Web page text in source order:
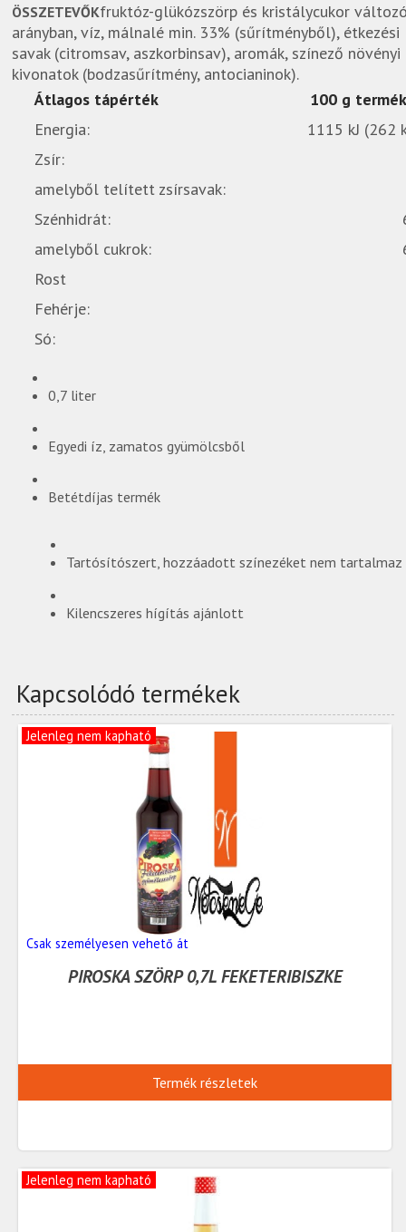
ÖSSZETEVŐKfruktóz-glükózszörp és kristálycukor
arányban, víz, málnalé min. 33% (sűrítményből), étkezési
savak (citromsav, aszkorbinsav), aromák, színező növényi
kivonatok (bodzasűrítmény, antocianinok).
Átlagos tápérték
100 g
Energia:
1115 kJ (262
Zsír:
amelyből telített zsírsavak:
Szénhidrát:
amelyből cukrok:
Rost
Fehérje:
Só:
0,7 liter
Egyedi íz, zamatos gyümölcsből
Betétdíjas termék
Tartósítószert, hozzáadott színezéket nem tartalmaz
Kilencszeres hígítás ajánlott
Kapcsolódó termékek
Jelenleg nem kapható
Csak személyesen vehető át
PIROSKA SZÖRP 0,7L FEKETERIBISZKE
Termék részletek
Jelenleg nem kapható